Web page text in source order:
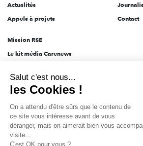
Actualités
Appels à projets
Contact
Mission RSE
Le kit média Carenews
AEF info
Novethic
PRODURABLE
Inclusiv Day
Salut c'est nous...
les Cookies !
On a attendu d'être sûrs que le contenu de
ce site vous intéresse avant de vous
déranger, mais on aimerait bien vous
visite...
C'est OK pour vous ?